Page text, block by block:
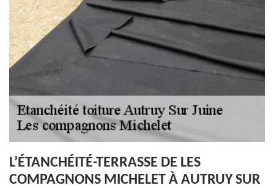
L’ÉTANCHÉITÉ-TERRASSE DE LES
COMPAGNONS MICHELET À AUTRUY SUR